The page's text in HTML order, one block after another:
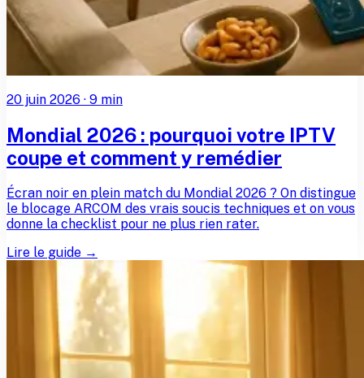
20 juin 2026 · 9 min
Mondial 2026 : pourquoi votre IPTV
coupe et comment y remédier
Écran noir en plein match du Mondial 2026 ? On distingue
le blocage ARCOM des vrais soucis techniques et on vous
donne la checklist pour ne plus rien rater.
Lire le guide →